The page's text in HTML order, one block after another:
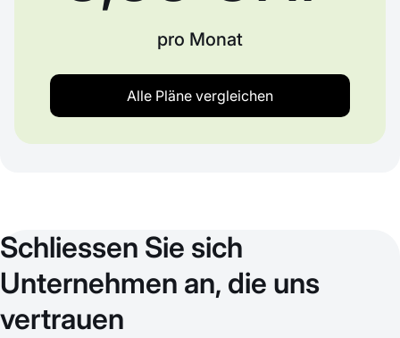
pro Monat
Alle Pläne vergleichen
Schliessen Sie sich
Unternehmen an, die uns
vertrauen